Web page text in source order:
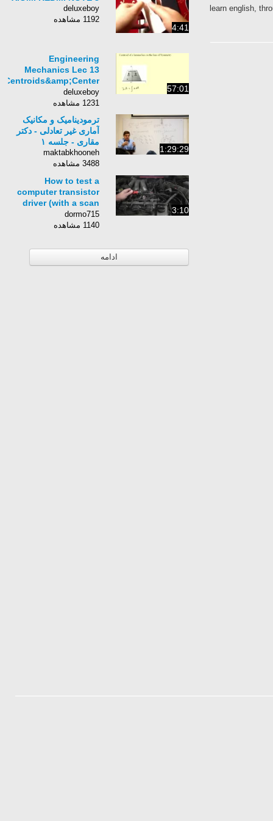
learn english,
4:41
deluxeboy
1192 مشاهده
57:01
Engineering
Mechanics Lec 13
Centroids&amp;Center
of Mass
deluxeboy
1231 مشاهده
1:29:29
ترمودینامیک و مکانیک
آماری غیر تعادلی - دکتر
مقاری - جلسه ١
maktabkhooneh
3488 مشاهده
3:10
How to test a
computer transistor
driver (with a scan
tool)
dormo715
1140 مشاهده
ادامه